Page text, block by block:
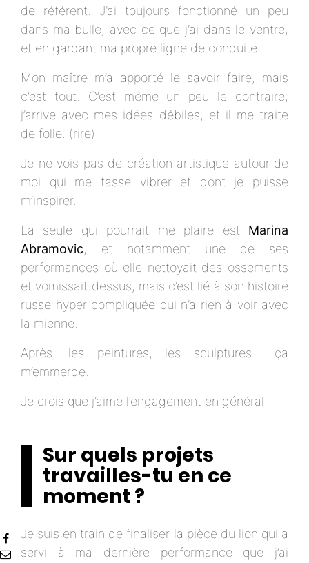
de référent. J’ai toujours fonctionné un peu
dans ma bulle, avec ce que j’ai dans le ventre,
et en gardant ma propre ligne de conduite.
Mon maître m’a apporté le savoir faire, mais
c’est tout. C’est même un peu le contraire,
j’arrive avec mes idées débiles, et il me traite
de folle. (rire)
Je ne vois pas de création artistique autour de
moi qui me fasse vibrer et dont je puisse
m’inspirer.
La seule qui pourrait me plaire est Marina
Abramovic, et notamment une de ses
performances où elle nettoyait des ossements
et vomissait dessus, mais c’est lié à son histoire
russe hyper compliquée qui n’a rien à voir avec
la mienne.
Après, les peintures, les sculptures… ça
m’emmerde.
Je crois que j’aime l’engagement en général.
Sur quels projets
travailles-tu en ce
moment ?
Je suis en train de finaliser la pièce du lion qui a
servi à ma dernière performance que j’ai